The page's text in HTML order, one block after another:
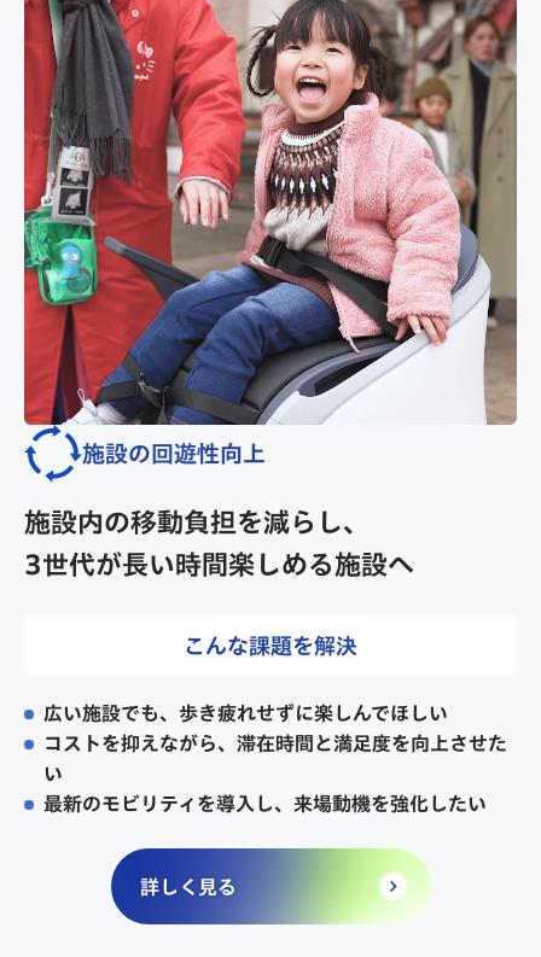
施設の回遊性向上
施設内の移動負担を減らし、
3世代が長い時間楽しめる施設へ
こんな課題を解決
広い施設でも、歩き疲れせずに楽しんでほしい
コストを抑えながら、滞在時間と満足度を向上させた
い
最新のモビリティを導入し、来場動機を強化したい
詳しく見る